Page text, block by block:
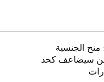
الجنسية
سيضاعف كحد